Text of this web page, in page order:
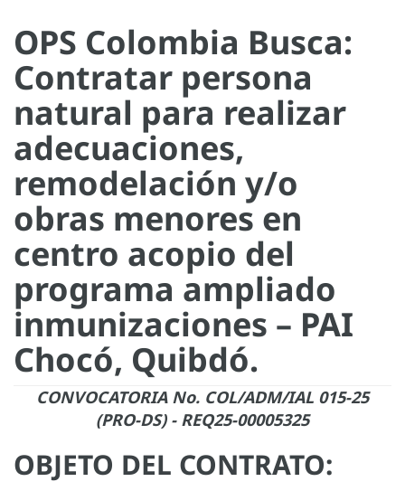
OPS Colombia Busca:
Contratar persona
natural para realizar
adecuaciones,
remodelación y/o
obras menores en
centro acopio del
programa ampliado
inmunizaciones – PAI
Chocó, Quibdó.
CONVOCATORIA No. COL/ADM/IAL 015-25
(PRO-DS) - REQ25-00005325
OBJETO DEL CONTRATO: